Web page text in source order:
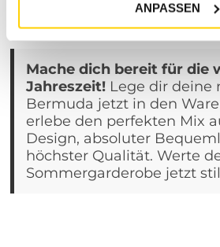
ANPASSEN
Look stehen bei uns an erster Stelle.
Mache dich bereit für die
Jahreszeit! Lege dir deine
Bermuda jetzt in den
erlebe den perfekten Mix
Design, absoluter
höchster Qualität. Werte
Sommergarderobe jetzt